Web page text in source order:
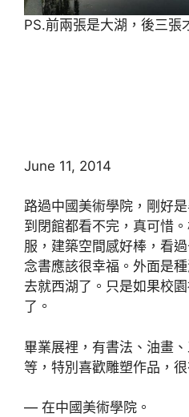
PS.前兩張是大湖，後三張
June 11, 2014
路過中國美術學院，剛好
到閉館都看不完，真可惜
服，建築空間感好棒，看
念書應該很幸福。外面是
去就西湖了。只是如果校
了。
畢業展裡，有書法、油畫
等，特別喜歡雕塑作品，很
— 在中國美術學院。